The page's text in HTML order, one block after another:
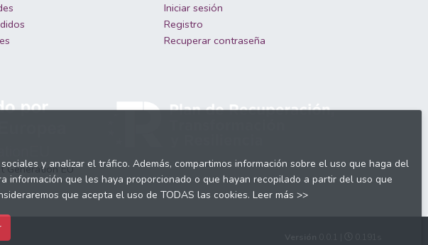
Iniciar sesión
Registro
Recuperar contraseña
Generation EUy analizar el tráfico. Además, compartimos información sobre el uso que haga del
que les haya proporcionado o que hayan recopilado a partir del uso que
que acepta el uso de TODAS las cookies. Leer más >>